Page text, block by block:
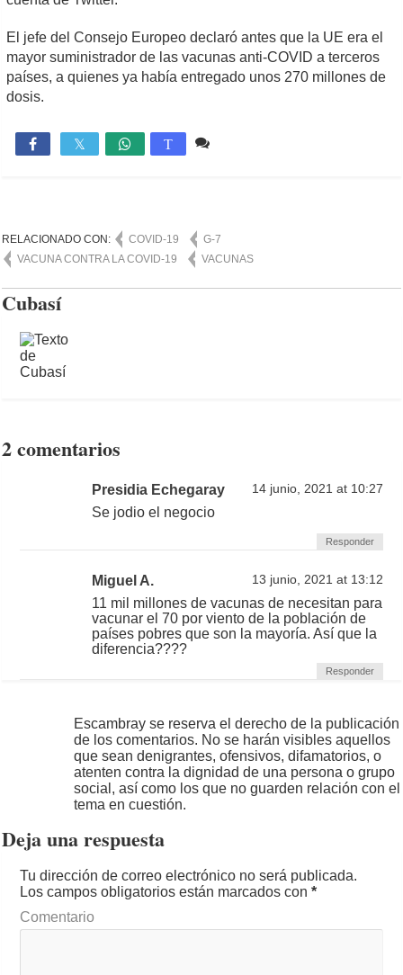
El jefe del Consejo Europeo declaró antes que la UE era el
mayor suministrador de las vacunas anti-COVID a terceros
países, a quienes ya había entregado unos 270 millones de
dosis.
 T
RELACIONADO CON: COVID-19
G-7
VACUNA CONTRA LA COVID-19
VACUNAS
Cubasí
2 comentarios
Presidia Echegaray 14 junio, 2021 at 10:27
Se jodio el negocio
Responder
Miguel A. 13 junio, 2021 at 13:12
11 mil millones de vacunas de necesitan para
vacunar el 70 por viento de la población de
países pobres que son la mayoría. Así que la
diferencia????
Responder
Escambray se reserva el derecho de la publicación
de los comentarios. No se harán visibles aquellos
que sean denigrantes, ofensivos, difamatorios, o
atenten contra la dignidad de una persona o grupo
social, así como los que no guarden relación con el
tema en cuestión.
Deja una respuesta
Tu dirección de correo electrónico no será publicada.
Los campos obligatorios están marcados con*
Comentario